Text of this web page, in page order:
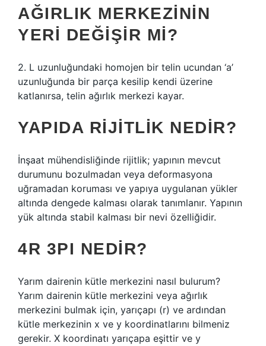
AĞIRLIK MERKEZININ
YERI DEĞIŞIR MI?
2. L uzunluğundaki homojen bir telin ucundan ‘a’
uzunluğunda bir parça kesilip kendi üzerine
katlanırsa, telin ağırlık merkezi kayar.
YAPIDA RIJITLIK NEDIR?
İnşaat mühendisliğinde rijitlik; yapının mevcut
durumunu bozulmadan veya deformasyona
uğramadan koruması ve yapıya uygulanan yükler
altında dengede kalması olarak tanımlanır. Yapının
yük altında stabil kalması bir nevi özelliğidir.
4R 3PI NEDIR?
Yarım dairenin kütle merkezini nasıl bulurum?
Yarım dairenin kütle merkezini veya ağırlık
merkezini bulmak için, yarıçapı (r) ve ardından
kütle merkezinin x ve y koordinatlarını bilmeniz
gerekir. X koordinatı yarıçapa eşittir ve y